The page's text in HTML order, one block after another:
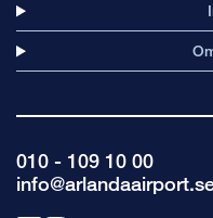
010 - 109 10 00